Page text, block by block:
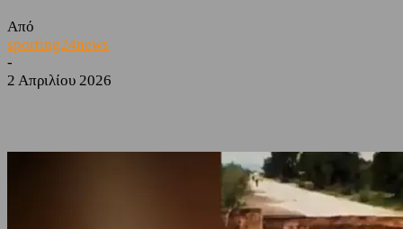
Από
sporting24news
-
2 Απριλίου 2026